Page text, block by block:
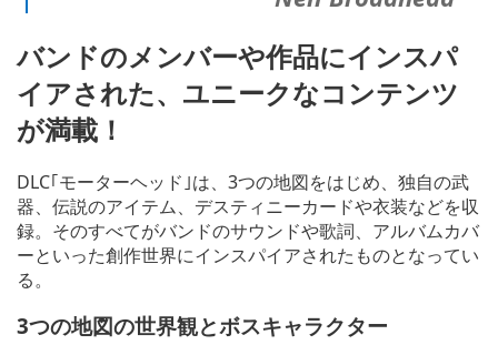
バンドのメンバーや作品にインスパ
イアされた、ユニークなコンテンツ
が満載！
DLC｢モーターヘッド｣は、3つの地図をはじめ、独自の武
器、伝説のアイテム、デスティニーカードや衣装などを収
録。そのすべてがバンドのサウンドや歌詞、アルバムカバ
ーといった創作世界にインスパイアされたものとなってい
る。
3つの地図の世界観とボスキャラクター